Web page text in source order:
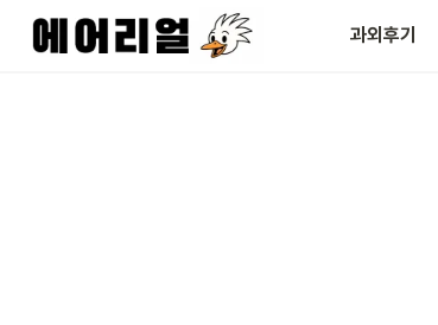
과외후기